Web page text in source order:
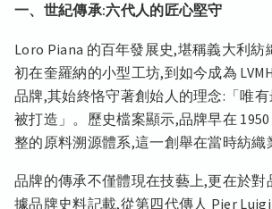
一、世紀傳承:六代人的匠心堅守
Loro Piana 的百年發展史,堪稱義大利紡
初在奎羅納的小型工坊,到如今成為
品牌,其始終恪守著創始人的理念:「唯
被打造」。歷史檔案顯示,品牌早在
整的原料溯源體系,這一創舉在當時紡織
品牌的傳承不僅體現在技藝上,更在於對
據品牌史料記載,從第四代傳人 Pier